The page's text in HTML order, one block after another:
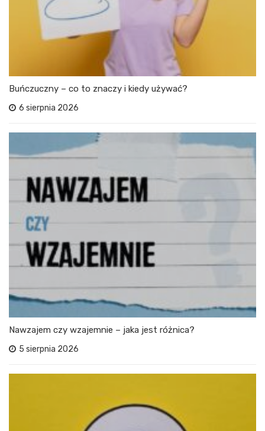
Buńczuczny – co to znaczy i kiedy używać?
6 sierpnia 2026
Nawzajem czy wzajemnie – jaka jest różnica?
5 sierpnia 2026